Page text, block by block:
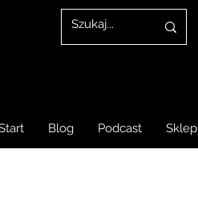
Blog Podcast Sklep